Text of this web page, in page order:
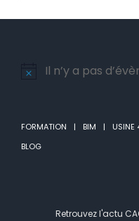
Notice
Il n’y a pas
FORMATION BIM USINE
BLOG
Retrouvez l'actu